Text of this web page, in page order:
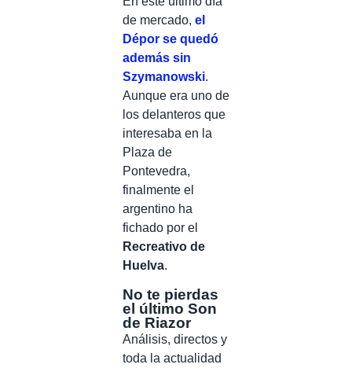
de mercado, el
Dépor se quedó
además sin
Szymanowski.
Aunque era uno de
los delanteros que
interesaba en la
Plaza de
Pontevedra,
finalmente el
argentino ha
fichado por el
Recreativo de
Huelva.
No te pierdas
el último Son
de Riazor
Análisis, directos y
toda la actualidad